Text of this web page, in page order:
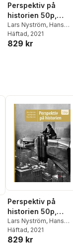
Perspektiv på
historien 50p,
elevbok
Lars Nyström, Hans
Nyström,Örjan
Häftad, 2021
829 kr
Perspektiv på
historien 50p,
elevbok
Lars Nyström, Hans
Nyström,Örjan
Häftad, 2021
829 kr